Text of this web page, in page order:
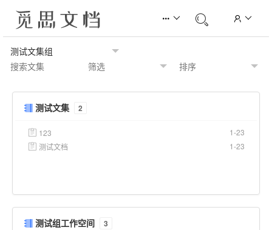
测试文集 2
123
1-23
测试文档
1-23
测试组工作空间 3